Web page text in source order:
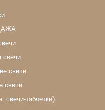
свечи
свечи
свечи
свечи-таблетки)